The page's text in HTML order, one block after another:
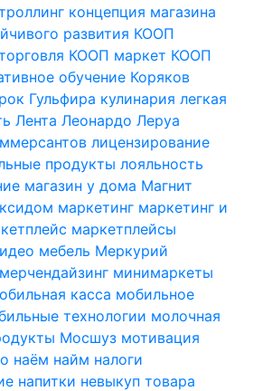
концепция магазина
развития КООП
КООП маркет КООП
обучение Коряков
Гульфира кулинария легкая
Лента Леонардо Леруа
лицензирование
продукты лояльность
магазин у дома Магнит
маркетинг маркетинг и
маркетплейсы
мебель Меркурий
мерчендайзинг минимаркеты
касса мобильное
технологии молочная
Мосшуз мотивация
наём найм налоги
напитки невыкуп товара